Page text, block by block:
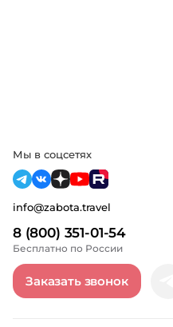
8 (800) 351-01-54
Бесплатно по России
info@zabota.travel
Заказать звонок
Мы в соцсетях